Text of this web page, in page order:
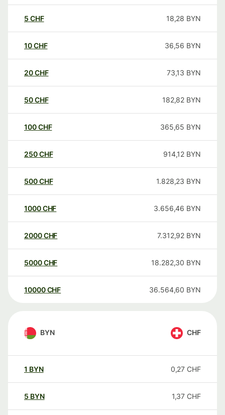
5 CHF 18,28 BYN
10CHF 36,56 BYN
20CHF 73,13 BYN
50CHF 182,82 BYN
100CHF 365,65 BYN
250CHF 914,12 BYN
500CHF 1.828,23 BYN
1000CHF 3.656,46 BYN
2000CHF 7.312,92 BYN
5000CHF 18.282,30 BYN
10000 CHF 36.564,60 BYN
BYN CHF
1 BYN 0,27 CHF
5 BYN 1,37 CHF